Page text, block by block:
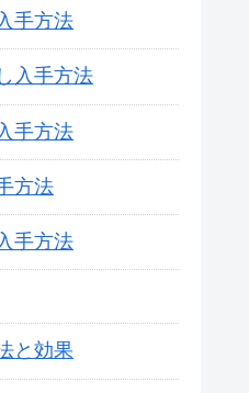
手方法
入手方法
手方法
方法
手方法
と効果